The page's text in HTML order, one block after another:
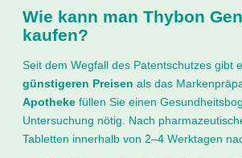
Wie kann man Thybon
kaufen?
Seit dem Wegfall des Patentschutzes gibt
günstigeren Preisen als das
Apothekefüllen Sie einen
Untersuchung nötig. Nach
Tabletten innerhalb von 2–4 Werktagen